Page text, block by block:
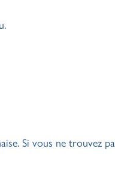
Si vous ne trouvez